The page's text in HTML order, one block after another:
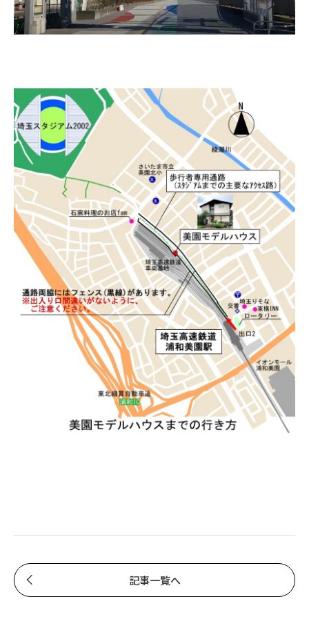
記事一覧へ